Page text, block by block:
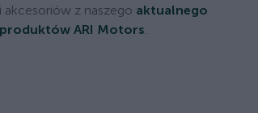
akcesoriów z naszego aktualnego
ARI Motors.